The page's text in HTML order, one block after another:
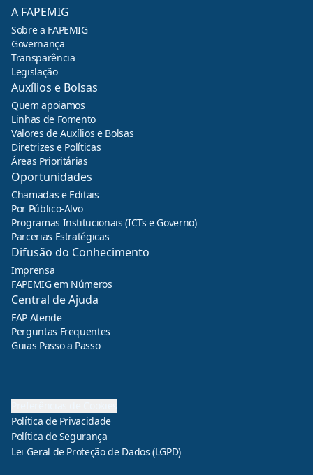
A FAPEMIG
Sobre a FAPEMIG
Governança
Transparência
Legislação
Auxílios e Bolsas
Quem apoiamos
Linhas de Fomento
Valores de Auxílios e Bolsas
Diretrizes e Políticas
Áreas Prioritárias
Oportunidades
Chamadas e Editais
Por Público-Alvo
Programas Institucionais (ICTs e Governo)
Parcerias Estratégicas
Difusão do Conhecimento
Imprensa
FAPEMIG em Números
Central de Ajuda
FAP Atende
Perguntas Frequentes
Guias Passo a Passo
Política de Privacidade
Política de Segurança
Lei Geral de Proteção de Dados (LGPD)